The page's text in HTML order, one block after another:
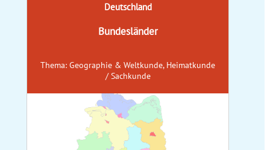
Deutschland
Bundesländer
Thema: Geographie & Weltkunde, Heimatkunde
/ Sachkunde